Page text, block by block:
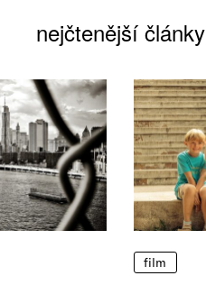
nejčtenější články
film